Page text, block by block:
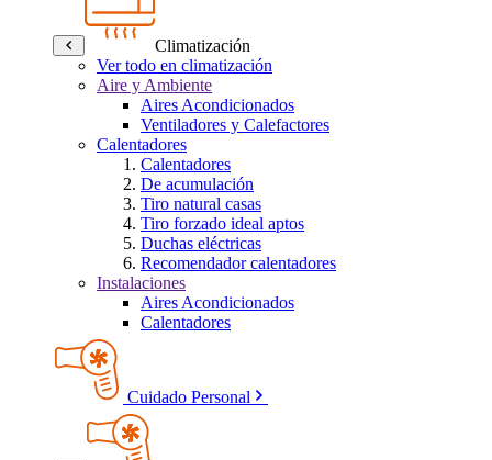
Climatización
Ver todo en climatización
Aire y Ambiente
Aires Acondicionados
Ventiladores y Calefactores
Calentadores
Calentadores
De acumulación
Tiro natural casas
Tiro forzado ideal aptos
Duchas eléctricas
Recomendador calentadores
Instalaciones
Aires Acondicionados
Calentadores
Cuidado Personal